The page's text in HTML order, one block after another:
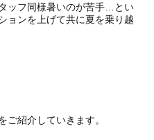
ッフ同様暑いのが苦手…とい
ョンを上げて共に夏を乗り越
ご紹介していきます。